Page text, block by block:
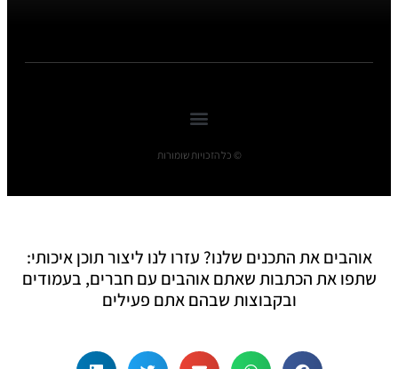
© כל הזכויות שומורות
אוהבים את התכנים שלנו? עזרו לנו ליצור תוכן איכותי:
שתפו את הכתבות שאתם אוהבים עם חברים, בעמודים
ובקבוצות שבהם אתם פעילים